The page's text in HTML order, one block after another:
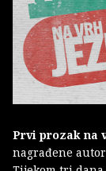
Prvi prozak na
nagrađene